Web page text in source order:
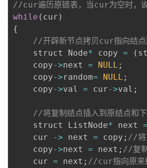
//cur遍历原链表，当cur为空时，
while ( cur )
{
//开辟新节点拷贝cur指向结点
    struct Node
* copy = (
    copy
->next = NULL ;
    copy
->random= NULL ;
    copy
->val = cur->val ;
//将复制结点插入到原结点和下
    struct ListNode
* next =
    cur
-> next = copy ; //将
    copy
->next = next ; //复制
    cur
= next ; //cur指向原来